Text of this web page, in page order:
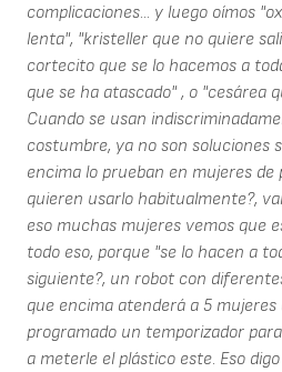
complicaciones... y luego oímos
lenta", "kristeller que no quiere
cortecito que se lo hacemos a
que se ha atascado" , o "cesárea
Cuando se usan
costumbre, ya no son soluciones
encima lo prueban en mujeres de
quieren usarlo habitualmente?,
eso muchas mujeres vemos que
todo eso, porque "se lo hacen a
siguiente?, un robot con
que encima atenderá a 5
programado un temporizador
a meterle el plástico este. Eso